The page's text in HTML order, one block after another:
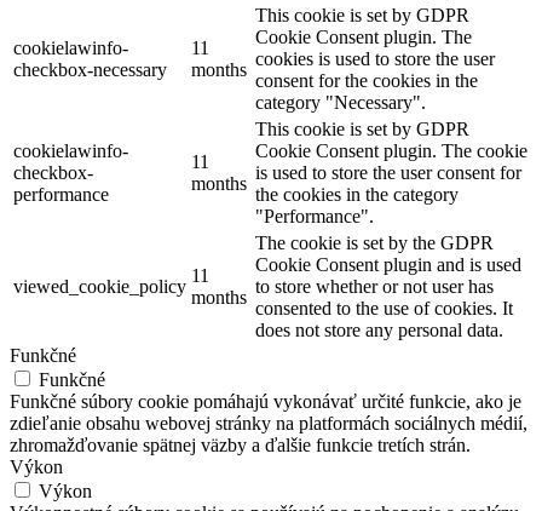
cookielawinfo-
checkbox-necessary
11
months
This cookie is set by GDPR
Cookie Consent plugin. The
cookies is used to store the user
consent for the cookies in the
category "Necessary".
cookielawinfo-
checkbox-
performance
11
months
This cookie is set by GDPR
Cookie Consent plugin. The cookie
is used to store the user consent for
the cookies in the category
"Performance".
viewed_cookie_policy
11
months
The cookie is set by the GDPR
Cookie Consent plugin and is used
to store whether or not user has
consented to the use of cookies. It
does not store any personal data.
Funkčné
Funkčné
Funkčné súbory cookie pomáhajú vykonávať určité funkcie, ako je
zdieľanie obsahu webovej stránky na platformách sociálnych médií,
zhromažďovanie spätnej väzby a ďalšie funkcie tretích strán.
Výkon
Výkon